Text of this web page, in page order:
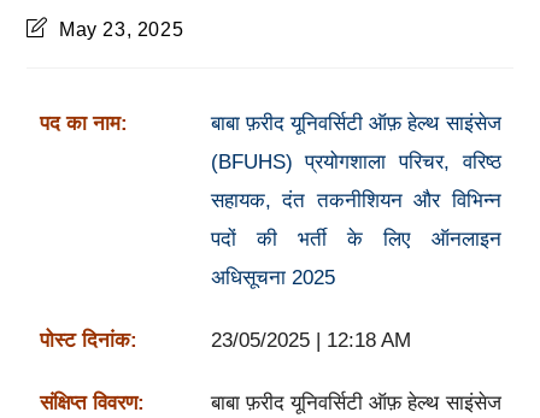
May 23, 2025
पद का नाम:
बाबा फ़रीद यूनिवर्सिटी ऑफ़ हेल्थ साइंसेज
(BFUHS) प्रयोगशाला परिचर, वरिष्ठ
सहायक, दंत तकनीशियन और विभिन्न
पदों की भर्ती के लिए ऑनलाइन
अधिसूचना 2025
पोस्ट दिनांक: 23/05/2025 | 12:18 AM
संक्षिप्त विवरण:
बाबा फ़रीद यूनिवर्सिटी ऑफ़ हेल्थ साइंसेज